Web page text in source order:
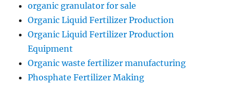
organic granulator for sale
Organic Liquid Fertilizer Production
Organic Liquid Fertilizer Production
Equipment
Organic waste fertilizer manufacturing
Phosphate Fertilizer Making